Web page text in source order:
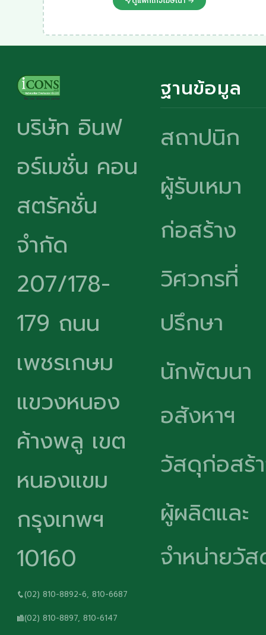
บริษัท อินฟ
อร์เมชั่น คอน
สตรัคชั่น
จำกัด
207/178-
179 ถนน
เพชรเกษม
แขวงหนอง
ค้างพลู เขต
หนองแขม
กรุงเทพฯ
10160
(02) 810-8892-6, 810-6687
(02) 810-8897, 810-6147
ฐานข้อมูล
สถาปนิก
ผู้รับเหมา
ก่อสร้าง
วิศวกรที่
ปรึกษา
นักพัฒนา
อสังหาฯ
วัสดุก่อสร้
ผู้ผลิตและ
จำหน่ายวั